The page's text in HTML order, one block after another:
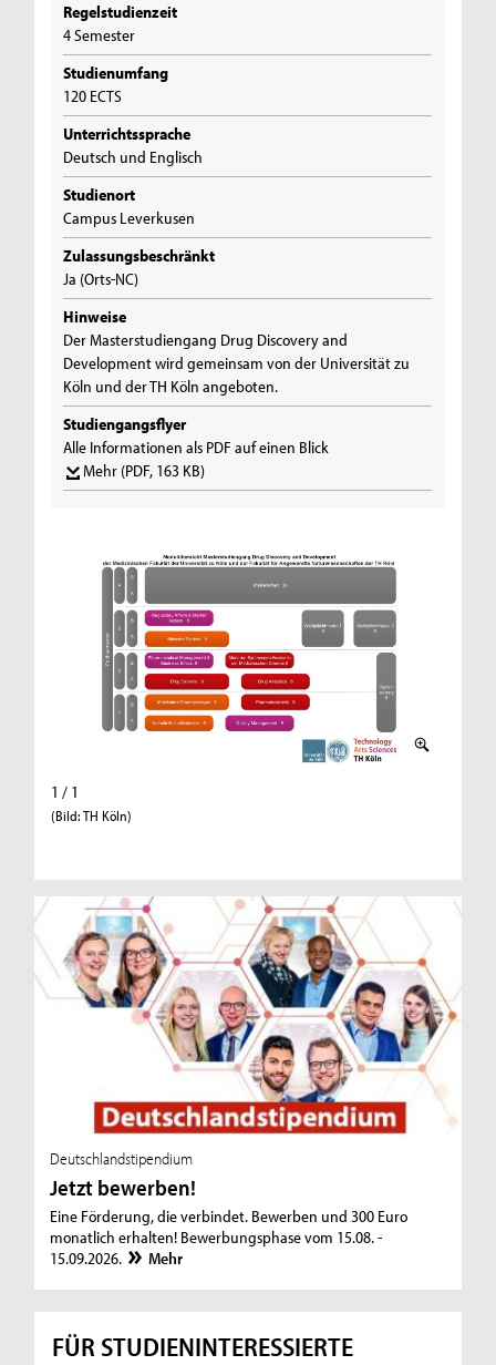
Regelstudienzeit
4 Semester
Studienumfang
120 ECTS
Unterrichtssprache
Deutsch und Englisch
Studienort
Campus Leverkusen
Zulassungsbeschränkt
Ja (Orts-NC)
Hinweise
Der Masterstudiengang Drug Discovery and
Development wird gemeinsam von der Universität zu
Köln und der TH Köln angeboten.
Studiengangsflyer
Alle Informationen als PDF auf einen Blick
Mehr (PDF, 163 KB)
1 / 1
(Bild: TH Köln)
Deutschlandstipendium
Jetzt bewerben!
Eine Förderung, die verbindet. Bewerben und 300 Euro
monatlich erhalten! Bewerbungsphase vom 15.08. -
15.09.2026.
Mehr
FÜR STUDIENINTERESSIERTE